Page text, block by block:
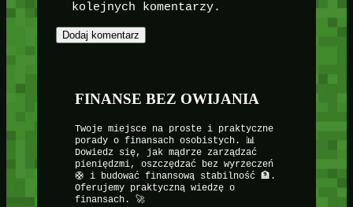
kolejnych komentarzy.
FINANSE BEZ OWIJANIA
Twoje miejsce na proste i praktyczne
porady o finansach osobistych. 📊
Dowiedz się, jak mądrze zarządzać
pieniędzmi, oszczędzać bez wyrzeczeń
🛟 i budować finansową stabilność 🏦.
Oferujemy praktyczną wiedzę o
finansach. 🚀